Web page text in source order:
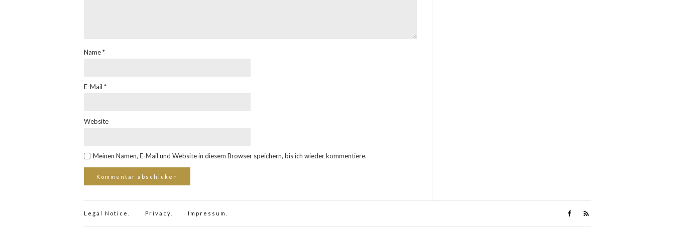
Name*
E-Mail *
Website
Meinen Namen, E-Mail und Website in diesem Browser speichern, bis ich wieder kommentiere.
Legal Notice. Privacy. Impressum.